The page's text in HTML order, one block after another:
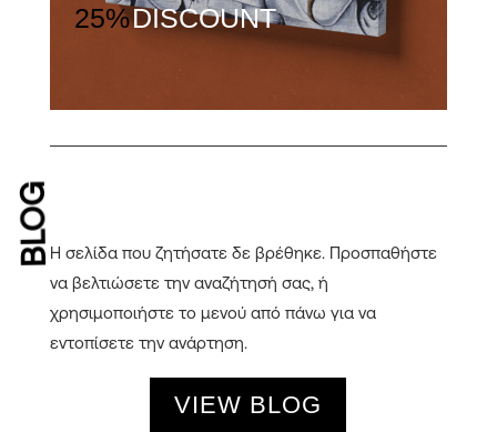
25%DISCOUNT
Η σελίδα που ζητήσατε δε βρέθηκε. Προσπαθήστε
να βελτιώσετε την αναζήτησή σας, ή
χρησιμοποιήστε το μενού από πάνω για να
εντοπίσετε την ανάρτηση.
BLOG
VIEW BLOG